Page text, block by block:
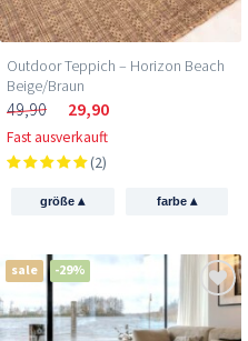
Outdoor Teppich – Horizon Beach
Beige/Braun
49,90 29,90
Fast ausverkauft
(2)
größe▴ farbe ▴
sale -29%